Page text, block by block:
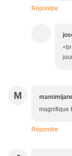
Répondre
M
magnifique
Répondre